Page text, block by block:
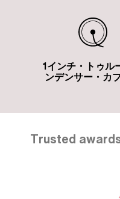
1インチ・トゥル
ンデンサー・カ
Trusted